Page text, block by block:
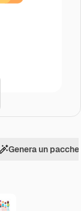
Genera un